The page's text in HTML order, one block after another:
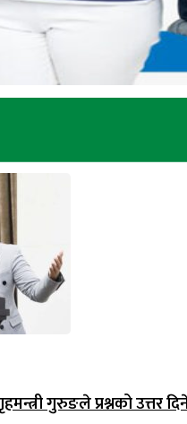
गुरुङले प्रश्नको उत्तर